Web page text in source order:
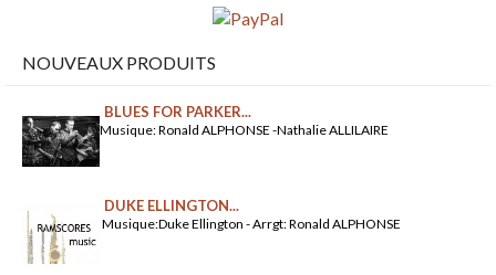
NOUVEAUX PRODUITS
BLUES FOR PARKER...
Musique: Ronald ALPHONSE -Nathalie ALLILAIRE
DUKE ELLINGTON...
Musique:Duke Ellington - Arrgt: Ronald ALPHONSE